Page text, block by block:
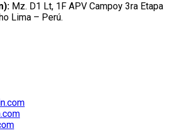
Mz. D1 Lt, 1F APV Campoy 3ra Etapa
Lima – Perú.